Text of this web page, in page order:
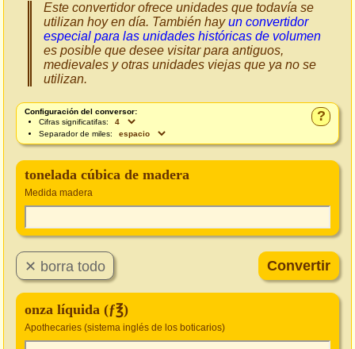
Este convertidor ofrece unidades que todavía se
utilizan hoy en día. También hayun convertidor
especial para las unidades históricas de volumen
es posible que desee visitar para antiguos,
medievales y otras unidades viejas que ya no se
utilizan.
?
Configuración del conversor:
Cifras significatifas:
Separador de miles:
tonelada cúbica de madera
Medida madera
onza líquida (ƒ℥)
Apothecaries (sistema inglés de los boticarios)